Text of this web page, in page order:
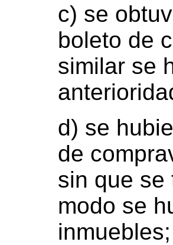
c) se
boleto de
similar se
d) se
de
sin que se
modo se